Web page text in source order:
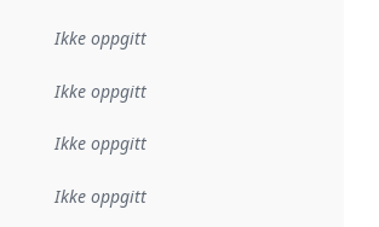
Ikke oppgitt
Ikke oppgitt
Ikke oppgitt
Ikke oppgitt